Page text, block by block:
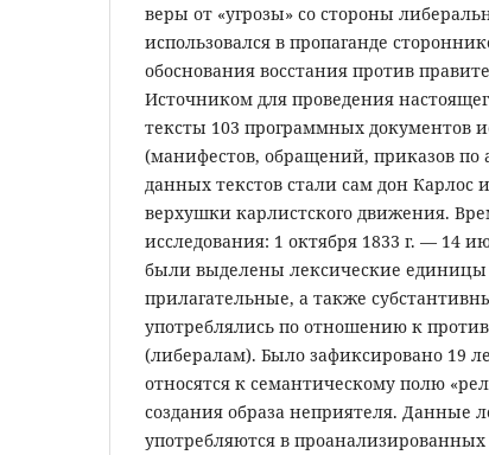
веры от «угрозы» со стороны
использовался в пропаганде
обоснования восстания против
Источником для проведения
тексты 103 программных документов
(манифестов, обращений, приказов
данных текстов стали сам дон Карлос
верхушки карлистского движения.
исследования: 1 октября 1833 г. — 14
были выделены лексические
прилагательные, а также
употреблялись по отношению к
(либералам). Было зафиксировано 19
относятся к семантическому полю
создания образа неприятеля. Данные
употребляются в проанализированных